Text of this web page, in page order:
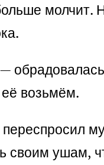
молчит.
возьмём.
своим ушам,